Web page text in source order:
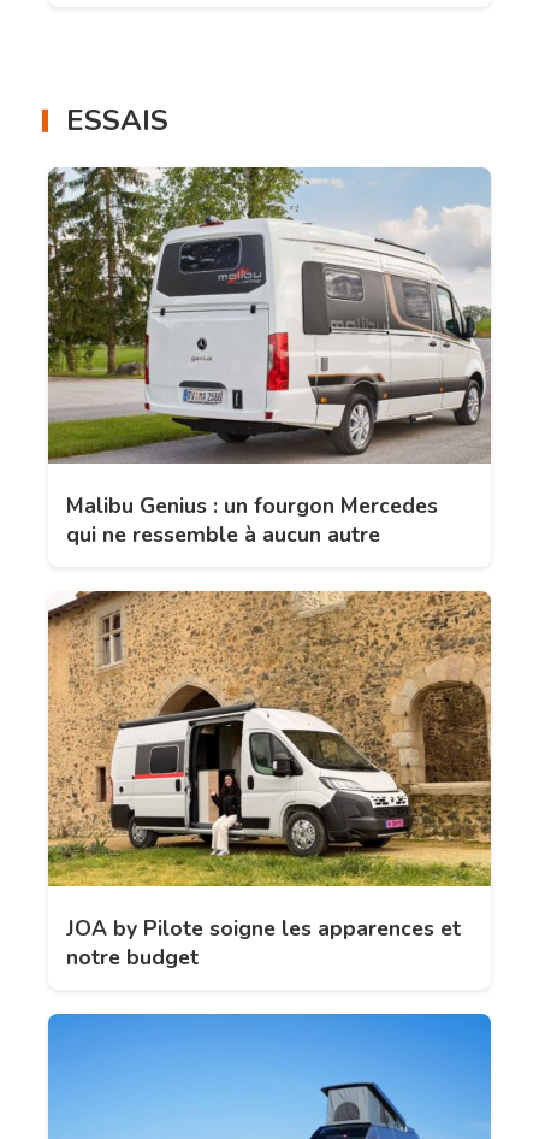
ESSAIS
Malibu Genius : un fourgon Mercedes
qui ne ressemble à aucun autre
JOA by Pilote soigne les apparences et
notre budget